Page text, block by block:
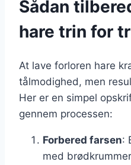
Sådan
hare trin for
At lave forloren hare
tålmodighed, men
Her er en simpel
gennem processen:
Forbered farsen:
med